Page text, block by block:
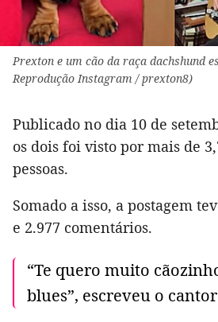
Prexton e um cão da raça dachshund
Reprodução Instagram / prexton8)
Publicado no dia 10 de
os dois foi visto por mais de
pessoas.
Somado a isso, a postagem
e 2.977 comentários.
“Te quero muito
blues”, escreveu o